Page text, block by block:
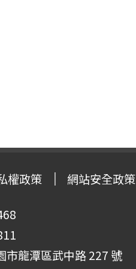
權政策 網站安全政策
市龍潭區武中路 227 號